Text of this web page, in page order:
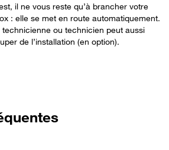
il ne vous reste qu’à brancher votre
: elle se met en route automatiquement.
technicienne ou technicien peut aussi
de l’installation (en option).